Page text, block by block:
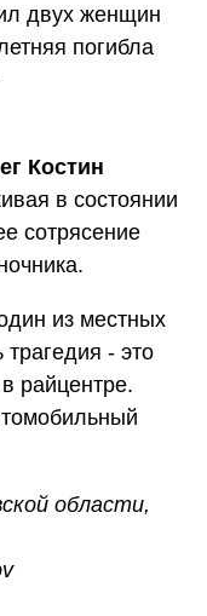
двух женщин
погибла
Костин
в состоянии
сотрясение
из местных
- это
райцентре.
области,